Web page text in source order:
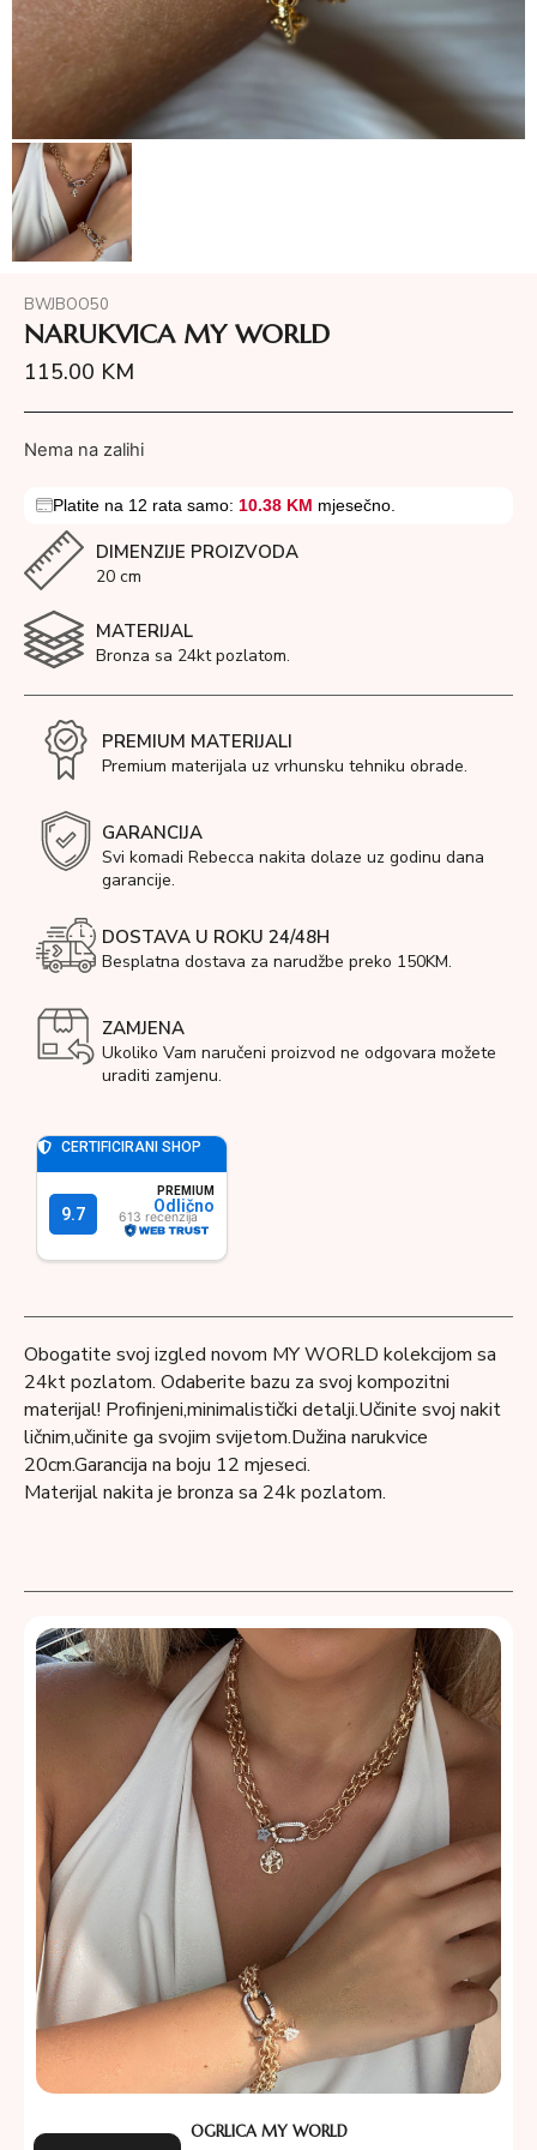
BWJBOO50
NARUKVICA MY WORLD
115.00 KM
Nema na zalihi
Platite na 12 rata samo: 10.38 KM mjesečno.
DIMENZIJE PROIZVODA
20 cm
MATERIJAL
Bronza sa 24kt pozlatom.
PREMIUM MATERIJALI
Premium materijala uz vrhunsku tehniku obrade.
GARANCIJA
Svi komadi Rebecca nakita dolaze uz godinu dana
garancije.
DOSTAVA U ROKU 24/48H
Besplatna dostava za narudžbe preko 150KM.
ZAMJENA
Ukoliko Vam naručeni proizvod ne odgovara možete
uraditi zamjenu.
Obogatite svoj izgled novom MY WORLD kolekcijom sa
24kt pozlatom. Odaberite bazu za svoj kompozitni
materijal! Profinjeni,minimalistički detalji.Učinite svoj nakit
ličnim,učinite ga svojim svijetom.Dužina narukvice
20cm.Garancija na boju 12 mjeseci.
Materijal nakita je bronza sa 24k pozlatom.
OGRLICA MY WORLD